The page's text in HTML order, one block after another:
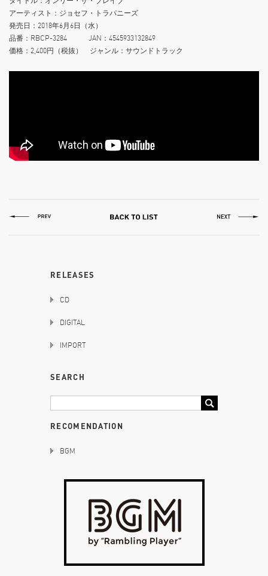
アーティスト：ジョセフ・トラパニーズ
発売日：2018年6月6日（水）
品番：RBCP-3284 JAN：4545933132849
価格：2,400円（税抜） ジャンル：サウンドトラック
RELEASES
CD
DIGITAL
IMPORT
SEARCH
RECOMENDATION
BGM